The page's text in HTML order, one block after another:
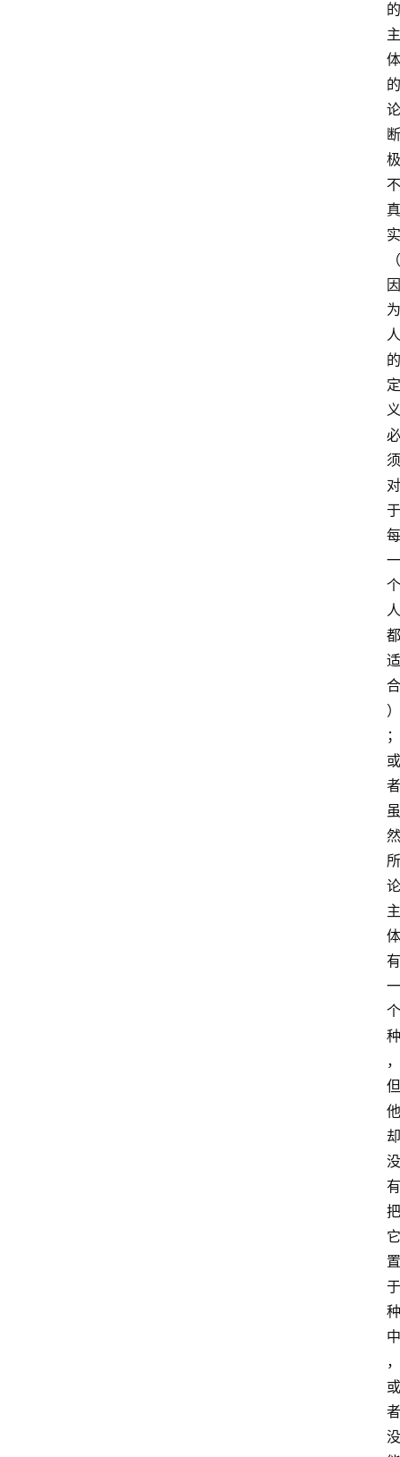
的
主
体
的
论
断
极
不
真
实
（
因
为
人
的
定
义
必
须
对
于
每
一
个
人
都
适
合
）
；
或
者
虽
然
所
论
主
体
有
一
个
种
，
但
他
却
没
有
把
它
置
于
种
中
，
或
者
没